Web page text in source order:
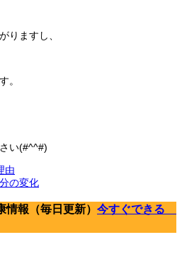
りますし、
。
い(#^^#)
由
の変化
報（毎日更新） 今すぐできる